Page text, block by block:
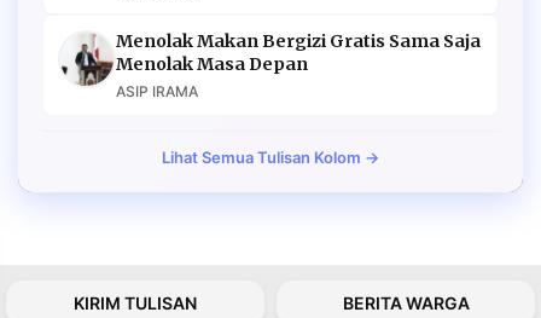
Menolak Makan Bergizi Gratis Sama Saja
Menolak Masa Depan
ASIP IRAMA
Lihat Semua Tulisan Kolom →
KIRIM TULISAN BERITA WARGA